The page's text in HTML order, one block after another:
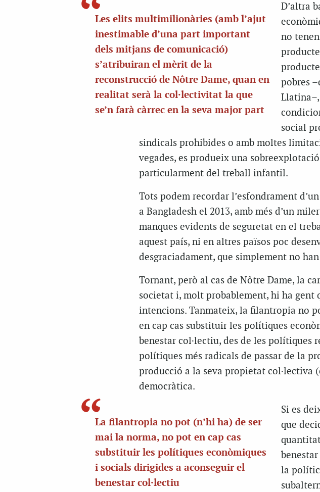
Les elits multimilionàries (amb l’ajut
inestimable d’una part important
dels mitjans de comunicació)
s’atribuiran el mèrit de la
reconstrucció de Nôtre Dame, quan en
realitat serà la col·lectivitat la que
se’n farà càrrec en la seva major part
D’altra
no
pobres
social
sindicals prohibides o amb moltes
vegades, es produeix una
particularment del treball infantil.
Tots podem recordar l’esfondrament
a Bangladeshel 2013, amb més d’un
manques evidents de seguretat en el
aquest país, ni en altres països poc
desgraciadament, que simplement no
Tornant, però al cas de Nôtre Dame, la
societat i, molt probablement, hi ha gent
intencions. Tanmateix, la filantropia no
en cap cas substituir les polítiques
benestar col·lectiu, des de les polítiques
polítiques més radicals de passar de la
producció a la seva propietat col·lectiva
democràtica.
La filantropia no pot (n’hi ha) de ser
mai la norma, no pot en cap cas
substituir les polítiques econòmiques
i socials dirigides a aconseguir el
benestar col·lectiu
Si es
que
la